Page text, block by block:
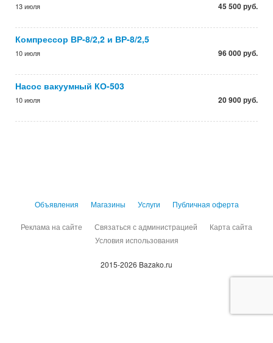
13 июля 45 500 руб.
Компрессор ВР-8/2,2 и ВР-8/2,5
10 июля 96 000 руб.
Насос вакуумный КО-503
10 июля 20 900 руб.
Объявления Магазины Услуги Публичная оферта
Реклама на сайте Связаться с администрацией
Карта сайта
Условия использования
2015-2026 Bazako.ru